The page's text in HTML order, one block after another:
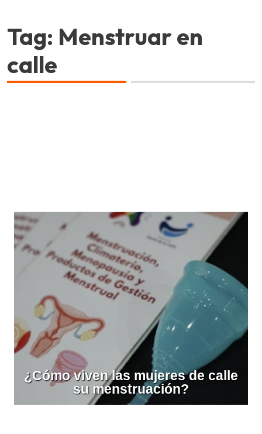
Tag: Menstruar en
calle
¿Cómo viven las mujeres de calle
su menstruación?